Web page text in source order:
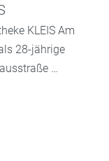
KLEIS Am
28-jährige
…